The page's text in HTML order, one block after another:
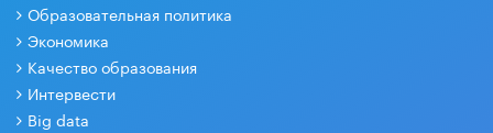
Образовательная политика
Экономика
Качество образования
Интервести
Big data